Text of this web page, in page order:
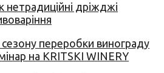
нетрадиційні дріжджі
сезону переробки винограду
на KRITSKI WINERY